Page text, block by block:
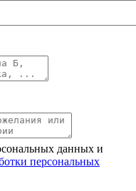
данных и
персональных